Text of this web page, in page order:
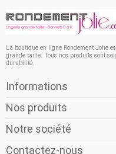
La boutique en ligne Rondement Jolie
grande taille. Tous nos produits sont
durabilité.
Informations
Nos produits
Notre société
Contactez-nous